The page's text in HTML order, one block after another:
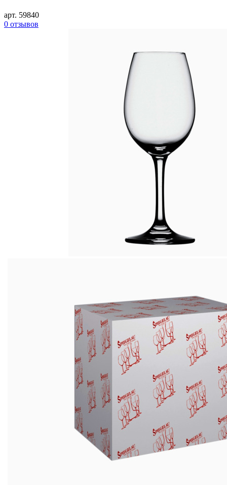
арт. 59840
0 отзывов